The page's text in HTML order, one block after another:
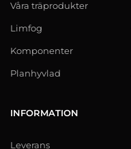
Våra träprodukter
Limfog
Komponenter
Planhyvlad
INFORMATION
Leverans